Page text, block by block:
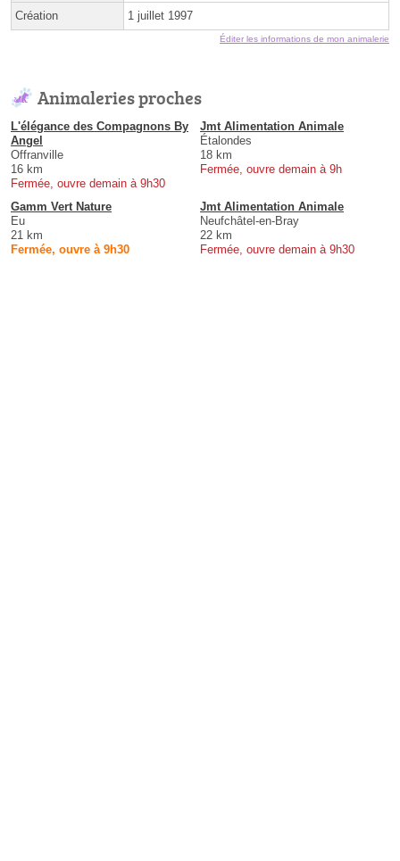
Création 1 juillet 1997
Éditer les informations de mon animalerie
Animaleries proches
L'élégance des Compagnons By
Angel
Offranville
16 km
Fermée, ouvre demain à 9h30
Jmt Alimentation Animale
Étalondes
18 km
Fermée, ouvre demain à 9h
Gamm Vert Nature
Eu
21 km
Fermée, ouvre à 9h30
Jmt Alimentation Animale
Neufchâtel-en-Bray
22 km
Fermée, ouvre demain à 9h30